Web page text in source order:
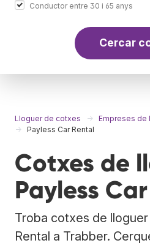
Conductor entre 30 i 65 anys
Cercar
Lloguer de cotxes
Empreses de
Payless Car Rental
Cotxes de
Payless
Troba cotxes de
Rental a Trabber.